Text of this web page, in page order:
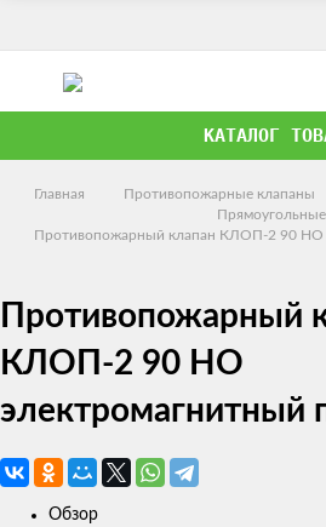
КАТАЛОГ
Главная Противопожарные клапаны
Прямоугольные
Противопожарный клапан КЛОП-2 90 НО
Противопожарный
КЛОП-2 90 НО
электромагнитный
Обзор